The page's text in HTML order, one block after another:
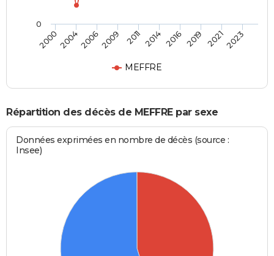
MEFFRE
2000200420062009 2011 2014 2016 2019 20212023
0
Répartition des décès de MEFFRE par sexe
Données exprimées en nombre de décès (source :
Insee)